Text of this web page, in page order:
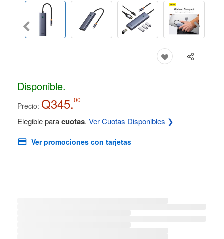
Disponible.
Precio: Q345.00
Elegible paracuotas. Ver Cuotas Disponibles ❯
Ver promociones con tarjetas